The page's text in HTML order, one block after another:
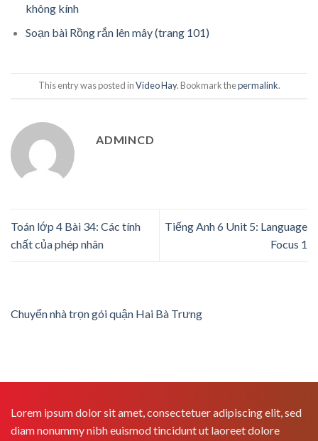
không kính
Soạn bài Rồng rắn lên mây (trang 101)
This entry was posted inVideo Hay. Bookmark thepermalink.
ADMINCD
Toán lớp 4 Bài 34: Các tính
chất của phép nhân
Tiếng Anh 6 Unit 5: Language
Focus 1
Chuyển nhà trọn gói quận Hai Bà Trưng
Lorem ipsum dolor sit amet, consectetuer adipiscing elit, sed
diam nonummy nibh euismod tincidunt ut laoreet dolore